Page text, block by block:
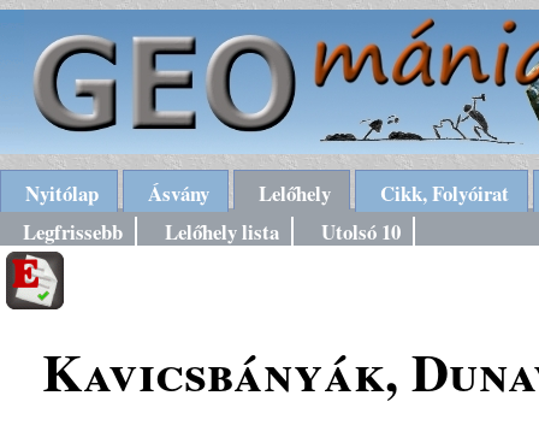
Nyitólap Ásvány Lelőhely
Cikk, Folyóirat
Legfrissebb
Lelőhely lista Utolsó 10
Kavicsbányák,